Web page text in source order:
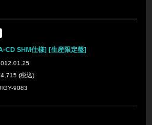
CD SHM仕様] [生産限定盤]
(税込)
9083